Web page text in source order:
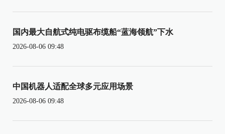
国内最大自航式纯电驱布缆船“蓝海领航”下水
2026-08-06 09:48
中国机器人适配全球多元应用场景
2026-08-06 09:48